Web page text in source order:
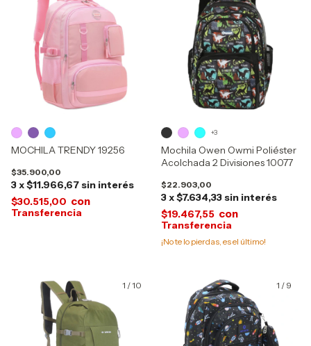
MOCHILA TRENDY 19256
$35.900,00
3x$11.966,67 sin interés
$30.515,00 con
Mochila Owen Owmi Poliéster
Acolchada 2 Divisiones 10077
$22.903,00
3x$7.634,33 sin interés
$19.467,55 con
¡No te lo pierdas, es el último!
+3
1 /10 1 / 9